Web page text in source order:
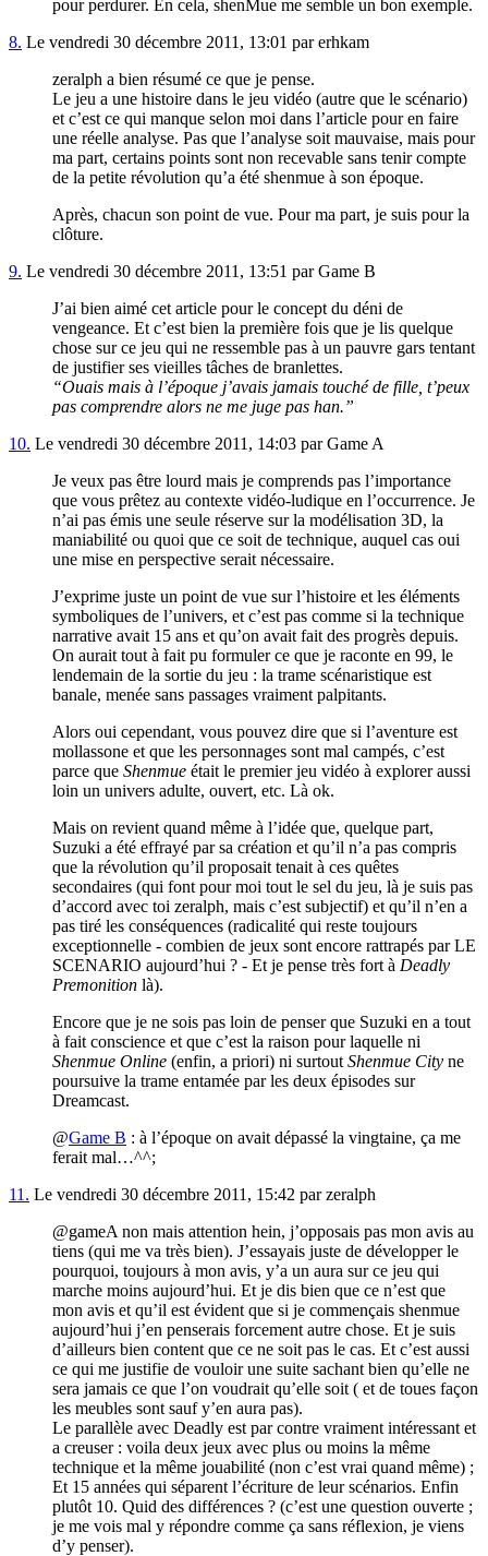
pour perdurer. En cela, shenMue me semble un bon exemple.
8. Le vendredi 30 décembre 2011, 13:01 par erhkam
zeralph a bien résumé ce que je pense.
Le jeu a une histoire dans le jeu vidéo (autre que le scénario)
et c’est ce qui manque selon moi dans l’article pour en faire
une réelle analyse. Pas que l’analyse soit mauvaise, mais pour
ma part, certains points sont non recevable sans tenir compte
de la petite révolution qu’a été shenmue à son époque.
Après, chacun son point de vue. Pour ma part, je suis pour la
clôture.
9. Le vendredi 30 décembre 2011, 13:51 par Game B
J’ai bien aimé cet article pour le concept du déni de
vengeance. Et c’est bien la première fois que je lis quelque
chose sur ce jeu qui ne ressemble pas à un pauvre gars tentant
de justifier ses vieilles tâches de branlettes.
“Ouais mais à l’époque j’avais jamais touché de fille, t’peux
pas comprendre alors ne me juge pas han.”
10. Le vendredi 30 décembre 2011, 14:03 par Game A
Je veux pas être lourd mais je comprends pas l’importance
que vous prêtez au contexte vidéo-ludique en l’occurrence. Je
n’ai pas émis une seule réserve sur la modélisation 3D, la
maniabilité ou quoi que ce soit de technique, auquel cas oui
une mise en perspective serait nécessaire.
J’exprime juste un point de vue sur l’histoire et les éléments
symboliques de l’univers, et c’est pas comme si la technique
narrative avait 15 ans et qu’on avait fait des progrès depuis.
On aurait tout à fait pu formuler ce que je raconte en 99, le
lendemain de la sortie du jeu : la trame scénaristique est
banale, menée sans passages vraiment palpitants.
Alors oui cependant, vous pouvez dire que si l’aventure est
mollassone et que les personnages sont mal campés, c’est
parce que Shenmue était le premier jeu vidéo à explorer aussi
loin un univers adulte, ouvert, etc. Là ok.
Mais on revient quand même à l’idée que, quelque part,
Suzuki a été effrayé par sa création et qu’il n’a pas compris
que la révolution qu’il proposait tenait à ces quêtes
secondaires (qui font pour moi tout le sel du jeu, là je suis pas
d’accord avec toi zeralph, mais c’est subjectif) et qu’il n’en a
pas tiré les conséquences (radicalité qui reste toujours
exceptionnelle - combien de jeux sont encore rattrapés par LE
SCENARIO aujourd’hui ? - Et je pense très fort à Deadly
Premonition là).
Encore que je ne sois pas loin de penser que Suzuki en a tout
à fait conscience et que c’est la raison pour laquelle ni
Shenmue Online (enfin, a priori) ni surtout Shenmue City ne
poursuive la trame entamée par les deux épisodes sur
Dreamcast.
@Game B : à l’époque on avait dépassé la vingtaine, ça me
ferait mal…^^;
11. Le vendredi 30 décembre 2011, 15:42 par zeralph
@gameA non mais attention hein, j’opposais pas mon avis au
tiens (qui me va très bien). J’essayais juste de développer le
pourquoi, toujours à mon avis, y’a un aura sur ce jeu qui
marche moins aujourd’hui. Et je dis bien que ce n’est que
mon avis et qu’il est évident que si je commençais shenmue
aujourd’hui j’en penserais forcement autre chose. Et je suis
d’ailleurs bien content que ce ne soit pas le cas. Et c’est aussi
ce qui me justifie de vouloir une suite sachant bien qu’elle ne
sera jamais ce que l’on voudrait qu’elle soit ( et de toues façon
les meubles sont sauf y’en aura pas).
Le parallèle avec Deadly est par contre vraiment intéressant et
a creuser : voila deux jeux avec plus ou moins la même
technique et la même jouabilité (non c’est vrai quand même) ;
Et 15 années qui séparent l’écriture de leur scénarios. Enfin
plutôt 10. Quid des différences ? (c’est une question ouverte ;
je me vois mal y répondre comme ça sans réflexion, je viens
d’y penser).